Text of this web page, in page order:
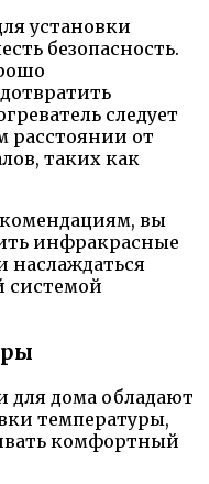
установки
безопасность.
следует
расстоянии от
таких как
вы
инфракрасные
наслаждаться
для дома обладают
температуры,
комфортный